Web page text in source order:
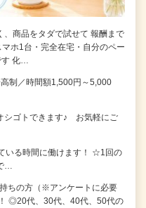
商品をタダで試せて 報酬まで
ホ1台・完全在宅・自分のペー
す 化…
制／時間額1,500円～5,000
シゴトできます♪ お気軽にご
いる時間に働けます！ ☆1回の
…
ちの方（※アンケートに必要
◎20代、30代、40代、50代の